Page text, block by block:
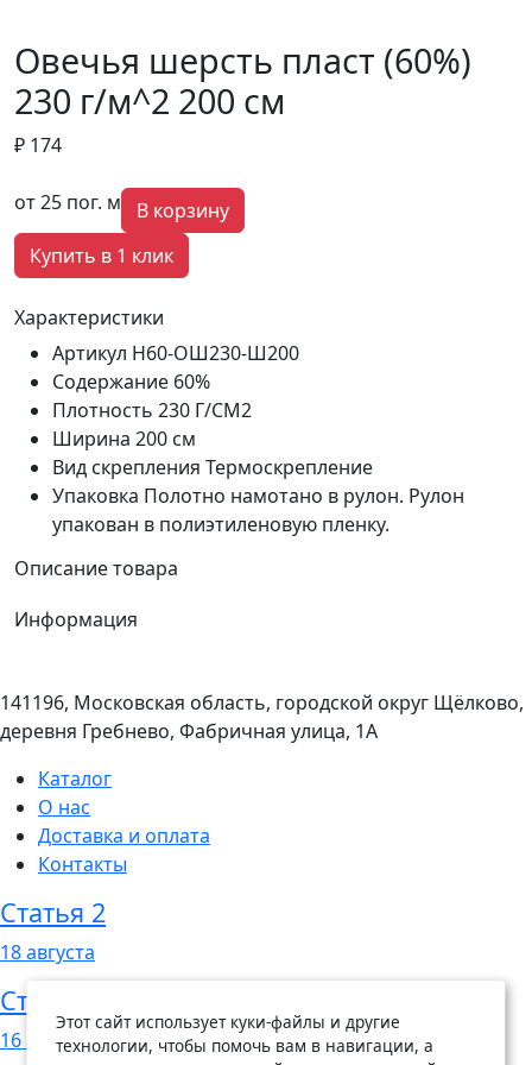
Овечья шерсть пласт (60%)
230 г/м^2 200 см
₽ 174
от 25 пог. м
В корзину
Купить в 1 клик
Характеристики
Артикул Н60-ОШ230-Ш200
Содержание 60%
Плотность 230 Г/СМ2
Ширина 200 см
Вид скрепления Термоскрепление
Упаковка Полотно намотано в рулон. Рулон
упакован в полиэтиленовую пленку.
Описание товара
Информация
141196, Московская область, городской округ Щёлково,
деревня Гребнево, Фабричная улица, 1А
Каталог
О нас
Доставка и оплата
Контакты
Статья 2
18августа
Статья 1
16 августа
Этот сайт использует куки-файлы и другие
технологии, чтобы помочь вам в навигации, а